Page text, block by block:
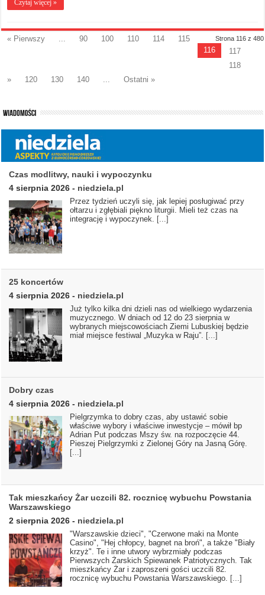
Czytaj więcej »
Strona 116 z 480
« Pierwszy 90 100 110 114
115
116
117
118
»
120 130 140 Ostatni »
Czas modlitwy, nauki i wypoczynku
4 sierpnia 2026 - niedziela.pl
Przez tydzień uczyli się, jak lepiej posługiwać przy
ołtarzu i zgłębiali piękno liturgii. Mieli też czas na
integrację i wypoczynek. [...]
25 koncertów
4 sierpnia 2026 - niedziela.pl
Już tylko kilka dni dzieli nas od wielkiego wydarzenia
muzycznego. W dniach od 12 do 23 sierpnia w
wybranych miejscowościach Ziemi Lubuskiej będzie
miał miejsce festiwal „Muzyka w Raju”. [...]
Dobry czas
4 sierpnia 2026 - niedziela.pl
Pielgrzymka to dobry czas, aby ustawić sobie
właściwe wybory i właściwe inwestycje – mówił bp
Adrian Put podczas Mszy św. na rozpoczęcie 44.
Pieszej Pielgrzymki z Zielonej Góry na Jasną Górę.
[...]
Tak mieszkańcy Żar uczcili 82. rocznicę wybuchu Powstania
Warszawskiego
2 sierpnia 2026 - niedziela.pl
"Warszawskie dzieci", "Czerwone maki na Monte
Casino", "Hej chłopcy, bagnet na broń", a także "Biały
krzyż". Te i inne utwory wybrzmiały podczas
Pierwszych Żarskich Śpiewanek Patriotycznych. Tak
mieszkańcy Żar i zaproszeni gości uczcili 82.
rocznicę wybuchu Powstania Warszawskiego. [...]